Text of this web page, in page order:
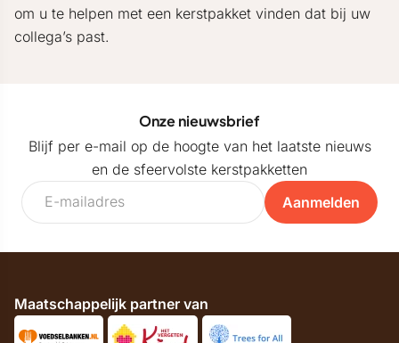
om u te helpen met een kerstpakket vinden dat bij uw
collega’s past.
Onze nieuwsbrief
Blijf per e-mail op de hoogte van het laatste nieuws
en de sfeervolste kerstpakketten
Aanmelden
Maatschappelijk partner van